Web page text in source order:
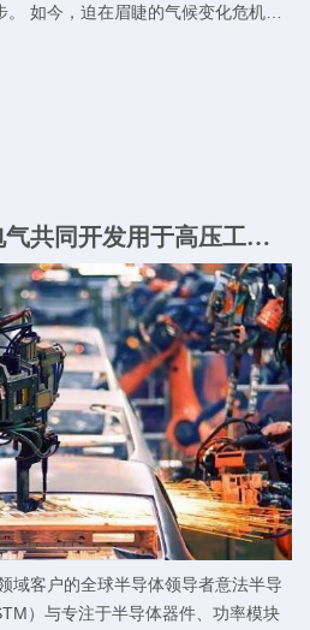
如今，迫在眉睫的气候变化危机要
这将使现场发电成为可能。例
意法半导体与三垦电气共同开发用于高压工业和汽车产品的智能电源模块
域客户的全球半导体领导者意法半导
）与专注于半导体器件、功率模块